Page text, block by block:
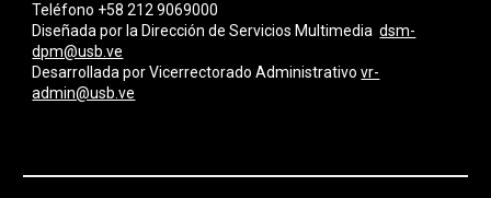
Teléfono +58 212 9069000
Diseñada por la Dirección de Servicios Multimediadsm-
dpm@usb.ve
Desarrollada porVicerrectorado Administrativovr-
admin@usb.ve